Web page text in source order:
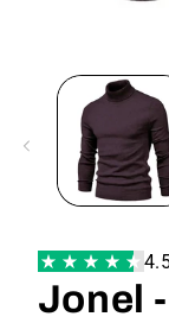
Jonel